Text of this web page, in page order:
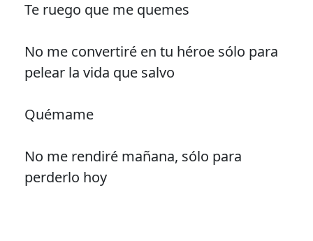
Te ruego que me quemes
No me convertiré en tu héroe sólo para
pelear la vida que salvo
Quémame
No me rendiré mañana, sólo para
perderlo hoy